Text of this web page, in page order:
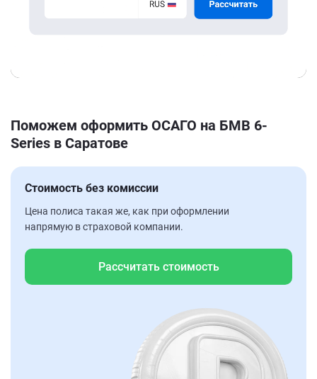
Поможем оформить ОСАГО на БМВ 6-
Series в Саратове
Стоимость без комиссии
Цена полиса такая же, как при оформлении
напрямую в страховой компании.
Рассчитать стоимость